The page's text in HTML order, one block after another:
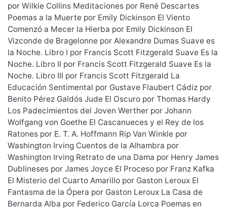
por Wilkie Collins Meditaciones por René Descartes
Poemas a la Muerte por Emily Dickinson El Viento
Comenzó a Mecer la Hierba por Emily Dickinson El
Vizconde de Bragelonne por Alexandre Dumas Suave es
la Noche. Libro I por Francis Scott Fitzgerald Suave Es la
Noche. Libro II por Francis Scott Fitzgerald Suave Es la
Noche. Libro III por Francis Scott Fitzgerald La
Educación Sentimental por Gustave Flaubert Cádiz por
Benito Pérez Galdós Jude El Oscuro por Thomas Hardy
Los Padecimientos del Joven Werther por Johann
Wolfgang von Goethe El Cascanueces y el Rey de los
Ratones por E. T. A. Hoffmann Rip Van Winkle por
Washington Irving Cuentos de la Alhambra por
Washington Irving Retrato de una Dama por Henry James
Dublineses por James Joyce El Proceso por Franz Kafka
El Misterio del Cuarto Amarillo por Gaston Leroux El
Fantasma de la Ópera por Gaston Leroux La Casa de
Bernarda Alba por Federico García Lorca Poemas en